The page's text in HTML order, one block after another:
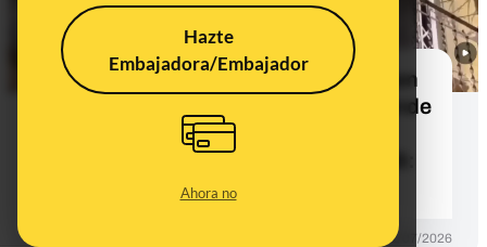
Hazte
Embajadora/Embajador
Ahora no
Cuidado con este vídeo de "púas" en
balcones de Barcelona que se difunde
en el contexto de la situación
migratoria en Ceuta en julio de 2026:
circula al menos desde mayo
31/07/2026